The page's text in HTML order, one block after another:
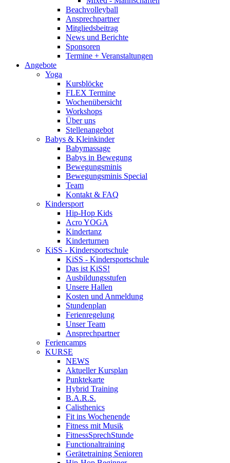
Beachvolleyball
Ansprechpartner
Mitgliedsbeitrag
News und Berichte
Sponsoren
Termine + Veranstaltungen
Angebote
Yoga
Kursblöcke
FLEX Termine
Wochenübersicht
Workshops
Über uns
Stellenangebot
Babys & Kleinkinder
Babymassage
Babys in Bewegung
Bewegungsminis
Bewegungsminis Special
Team
Kontakt & FAQ
Kindersport
Hip-Hop Kids
Acro YOGA
Kindertanz
Kinderturnen
KiSS - Kindersportschule
KiSS - Kindersportschule
Das ist KiSS!
Ausbildungsstufen
Unsere Hallen
Kosten und Anmeldung
Stundenplan
Ferienregelung
Unser Team
Ansprechpartner
Feriencamps
KURSE
NEWS
Aktueller Kursplan
Punktekarte
Hybrid Training
B.A.R.S.
Calisthenics
Fit ins Wochenende
Fitness mit Musik
FitnessSprechStunde
Functionaltraining
Gerätetraining Senioren